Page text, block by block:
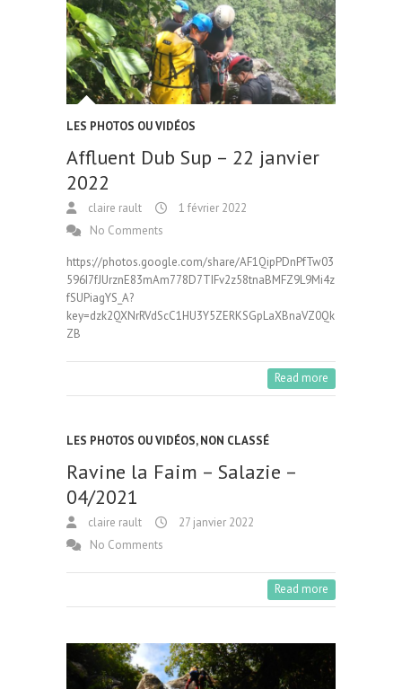
LES PHOTOS OU VIDÉOS
Affluent Dub Sup – 22 janvier
2022
claire rault
1 février 2022
No Comments
https://photos.google.com/share/AF1QipPDnPfTw03
596I7fJUrznE83mAm778D7TIFv2z58tnaBMFZ9L9Mi4z
fSUPiagYS_A?
key=dzk2QXNrRVdScC1HU3Y5ZERKSGpLaXBnaVZ0Qk
ZB
Read more
LES PHOTOS OU VIDÉOS,NON CLASSÉ
Ravine la Faim – Salazie –
04/2021
claire rault
27 janvier 2022
No Comments
Read more